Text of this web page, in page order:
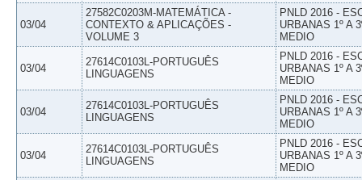
03/04
27582C0203M-MATEMÁTICA -
CONTEXTO & APLICAÇÕES -
VOLUME 3
PNLD 2016 -
URBANAS 1º A
MEDIO
03/04
27614C0103L-PORTUGUÊS
LINGUAGENS
PNLD 2016 -
URBANAS 1º A
MEDIO
03/04
27614C0103L-PORTUGUÊS
LINGUAGENS
PNLD 2016 -
URBANAS 1º A
MEDIO
03/04
27614C0103L-PORTUGUÊS
LINGUAGENS
PNLD 2016 -
URBANAS 1º A
MEDIO